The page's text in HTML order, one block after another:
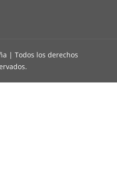
| Todos los derechos